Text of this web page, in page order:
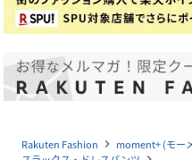
Rakuten Fashion navigate_next moment+ (モー